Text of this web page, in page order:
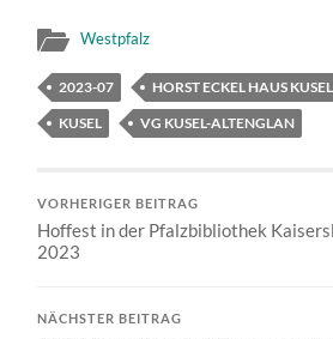
Westpfalz
2023-07 HORST ECKEL HAUS KUSEL
KUSEL
VG KUSEL-ALTENGLAN
VORHERIGER BEITRAG
Hoffest in der Pfalzbibliothek
2023
NÄCHSTER BEITRAG